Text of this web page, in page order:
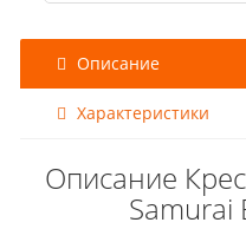
Описание
Характеристики
Описание
Samurai